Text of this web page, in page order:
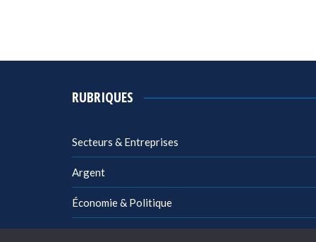
RUBRIQUES
Secteurs & Entreprises
Argent
Économie & Politique
Management